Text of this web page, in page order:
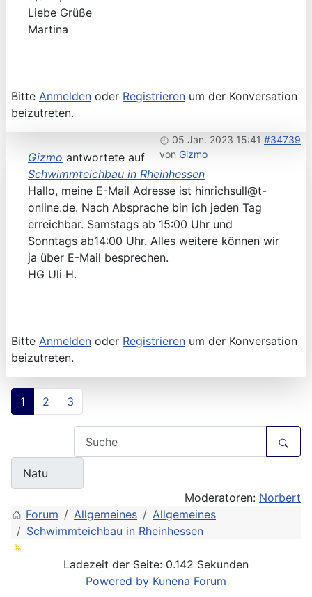
Liebe Grüße
Martina
Bitte Anmelden oder Registrieren um der Konversation
beizutreten.
05 Jan. 2023 15:41 #34739
von Gizmo
Gizmo antwortete auf
Schwimmteichbau in Rheinhessen
Hallo, meine E-Mail Adresse ist hinrichsull@t-
online.de. Nach Absprache bin ich jeden Tag
erreichbar. Samstags ab 15:00 Uhr und
Sonntags ab14:00 Uhr. Alles weitere können wir
ja über E-Mail besprechen.
HG Uli H.
Bitte Anmelden oder Registrieren um der Konversation
beizutreten.
1 2 3
Moderatoren: Norbert
Forum
Allgemeines
Allgemeines
Schwimmteichbau in Rheinhessen
Ladezeit der Seite: 0.142 Sekunden
Powered by Kunena Forum